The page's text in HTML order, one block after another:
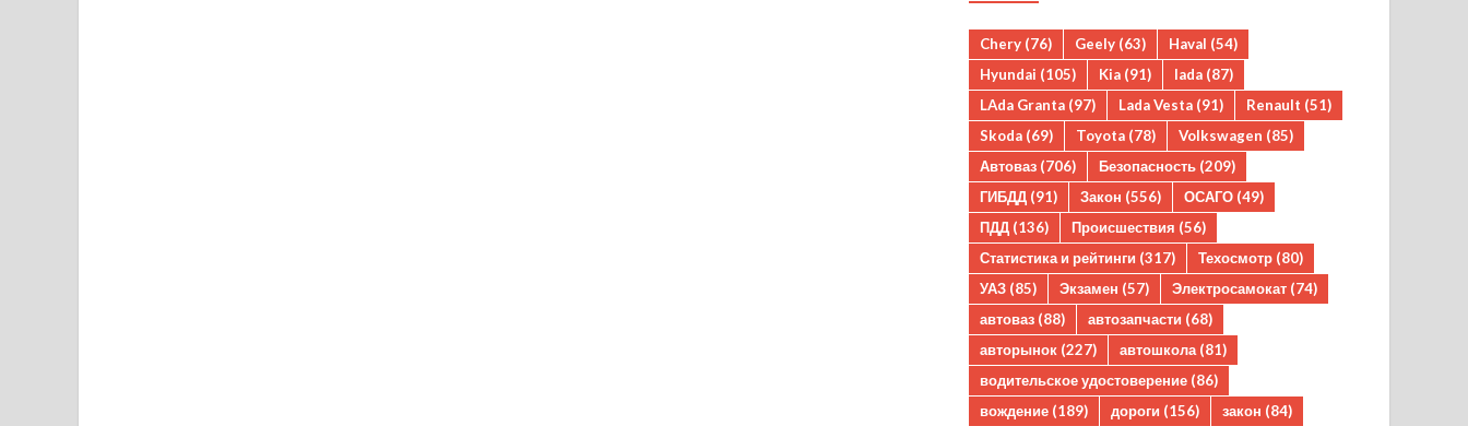
Chery (76) Geely (63) Haval (54)
Hyundai (105) Kia (91) lada (87)
LAda Granta (97) Lada Vesta (91) Renault (51)
Skoda (69) Toyota (78) Volkswagen (85)
Автоваз (706) Безопасность (209)
ГИБДД (91) Закон (556) ОСАГО (49)
ПДД (136) Происшествия (56)
Статистика и рейтинги (317) Техосмотр (80)
УАЗ (85) Экзамен (57) Электросамокат (74)
автоваз (88) автозапчасти (68)
авторынок (227) автошкола (81)
водительское удостоверение (86)
вождение (189) дороги (156) закон (84)